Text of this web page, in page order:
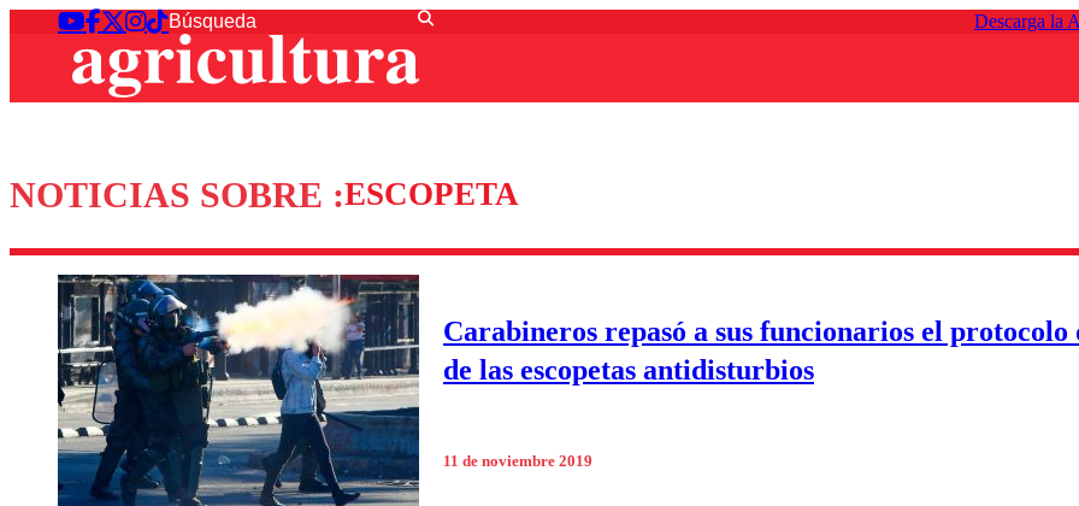
Descarga la
NOTICIAS SOBRE :ESCOPETA
Carabineros repasó a sus funcionarios el protocolo
de las escopetas antidisturbios
11 de noviembre 2019